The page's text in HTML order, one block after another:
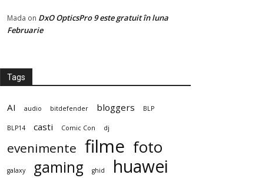
Mada on DxO OpticsPro 9 este gratuit în luna
Februarie
Tags
AI audio bitdefender bloggers BLP
BLP14 casti Comic Con dj
evenimente filme foto
galaxy gaming ghid huawei